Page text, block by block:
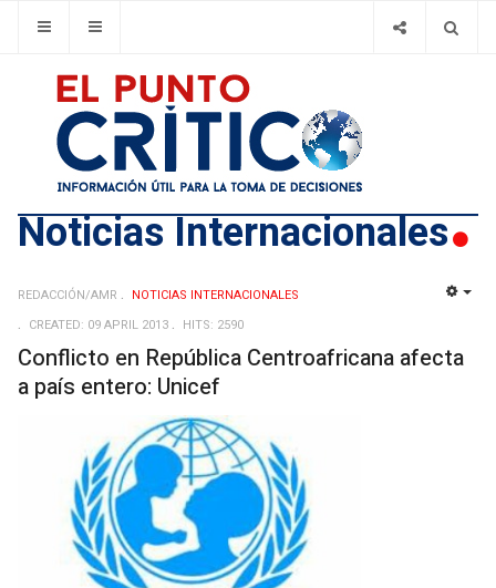
Noticias Internacionales
REDACCIÓN/AMR
NOTICIAS INTERNACIONALES
CREATED: 09 APRIL 2013
HITS: 2590
Conflicto en República Centroafricana afecta
a país entero: Unicef